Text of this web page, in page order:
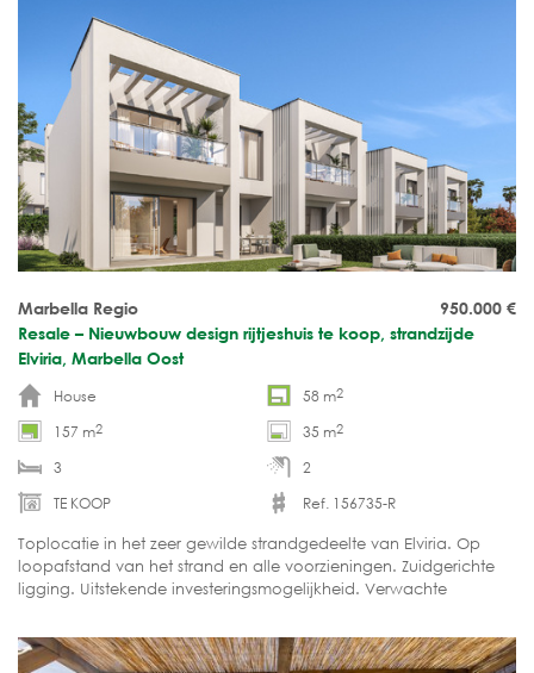
950.000 €
Marbella Regio
Resale – Nieuwbouw design rijtjeshuis te koop, strandzijde
Elviria, Marbella Oost
House
58 m2
157 m2 35 m2
3
2
TE KOOP
Ref. 156735-R
Toplocatie in het zeer gewilde strandgedeelte van Elviria. Op
loopafstand van het strand en alle voorzieningen. Zuidgerichte
ligging. Uitstekende investeringsmogelijkheid. Verwachte